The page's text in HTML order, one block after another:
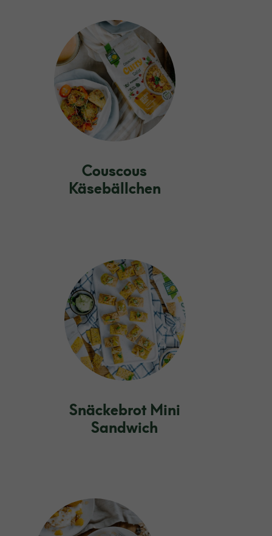
Couscous
Käsebällchen
Snäckebrot Mini
Sandwich